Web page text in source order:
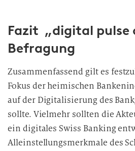
Fazit „digital pulse
Befragung
Zusammenfassend gilt es
Fokus der heimischen
auf der Digitalisierung des
sollte. Vielmehr sollten die
ein digitales Swiss Banking
Alleinstellungsmerkmale des